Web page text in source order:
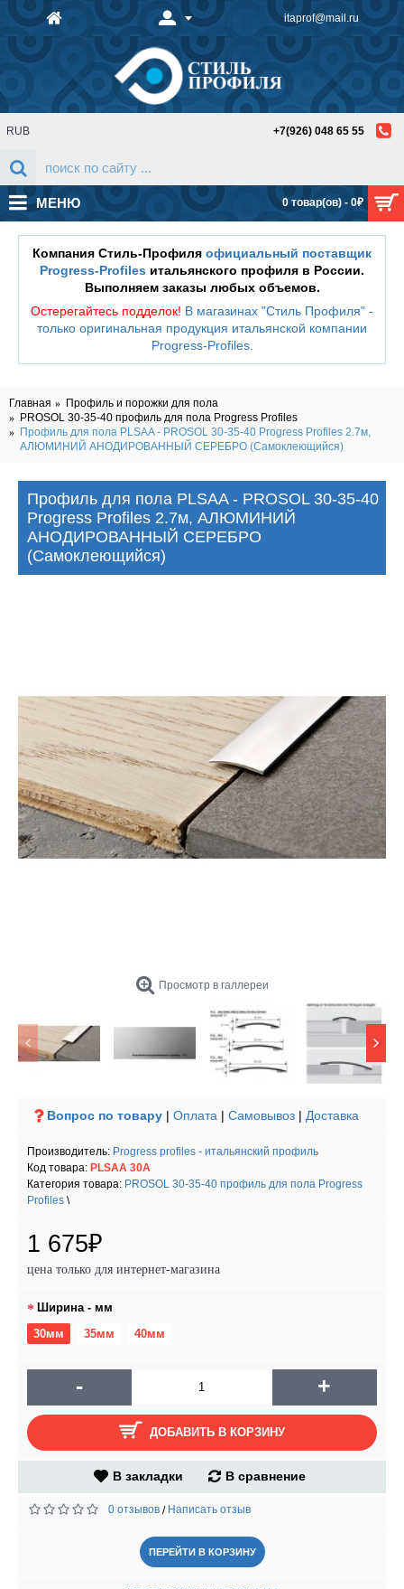
itaprof@mail.ru
0 товар(ов) - 0₽
RUB +7(926) 048 65 55
МЕНЮ
Компания Стиль-Профиля официальный поставщик
Progress-Profiles итальянского профиля в России.
Выполняем заказы любых объемов.
Остерегайтесь подделок! В магазинах "Стиль Профиля" -
только оригинальная продукция итальянской компании
Progress-Profiles.
Главная
Профиль и порожки для пола
PROSOL 30-35-40 профиль для пола Progress Profiles
Профиль для пола PLSAA - PROSOL 30-35-40 Progress Profiles 2.7м,
АЛЮМИНИЙ АНОДИРОВАННЫЙ СЕРЕБРО (Самоклеющийся)
Профиль для пола PLSAA - PROSOL 30-35-40
Progress Profiles 2.7м, АЛЮМИНИЙ
АНОДИРОВАННЫЙ СЕРЕБРО
(Самоклеющийся)
Просмотр в галлереи
Вопрос по товару | Оплата | Самовывоз | Доставка
Производитель: Progress profiles - итальянский профиль
Код товара: PLSAA 30A
Категория товара: PROSOL 30-35-40 профиль для пола Progress
Profiles \
1 675₽
цена только для интернет-магазина
Ширина - мм
30мм
35мм 40мм
- +
ДОБАВИТЬ В КОРЗИНУ
В закладки В сравнение
0 отзывов / Написать отзыв
ПЕРЕЙТИ В КОРЗИНУ